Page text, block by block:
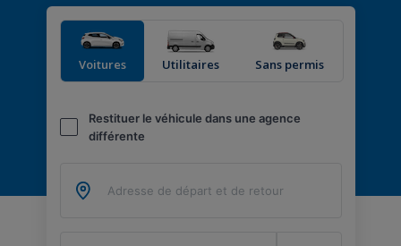
Voitures Utilitaires Sans permis
Restituer le véhicule dans une agence
différente